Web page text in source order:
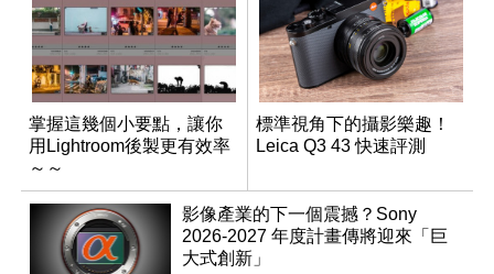
掌握這幾個小要點，讓你
用Lightroom後製更有效率
～～
標準視角下的攝影樂趣！
Leica Q3 43 快速評測
影像產業的下一個震撼？Sony
2026-2027 年度計畫傳將迎來「巨
大式創新」